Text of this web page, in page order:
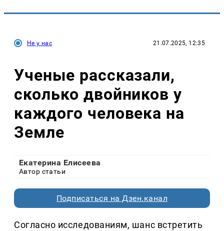
Не у нас 21.07.2025, 12:35
Ученые рассказали,
сколько двойников у
каждого человека на
Земле
Екатерина Елисеева
Автор статьи
Подписаться на Дзен.канал
Согласно исследованиям, шанс встретить